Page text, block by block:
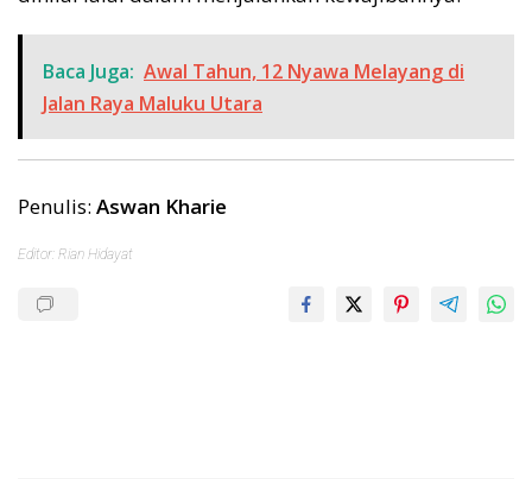
Baca Juga: Awal Tahun, 12 Nyawa Melayang di
Jalan Raya Maluku Utara
Penulis: Aswan Kharie
Editor: Rian Hidayat